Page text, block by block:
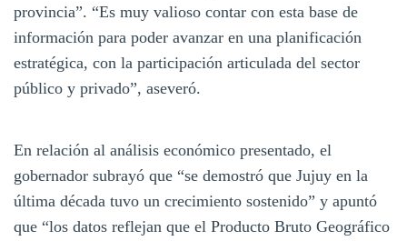
provincia”. “Es muy valioso contar con esta base de
información para poder avanzar en una planificación
estratégica, con la participación articulada del sector
público y privado”, aseveró.
En relación al análisis económico presentado, el
gobernador subrayó que “se demostró que Jujuy en la
última década tuvo un crecimiento sostenido” y apuntó
que “los datos reflejan que el Producto Bruto Geográfico